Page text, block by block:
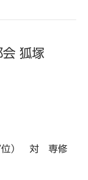
会 狐塚
位） 対 専修